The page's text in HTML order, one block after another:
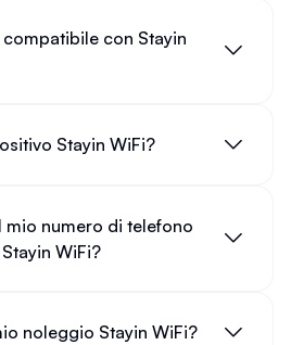
con Stayin
Stayin WiFi?
mio numero di telefono
WiFi?
noleggio Stayin WiFi?